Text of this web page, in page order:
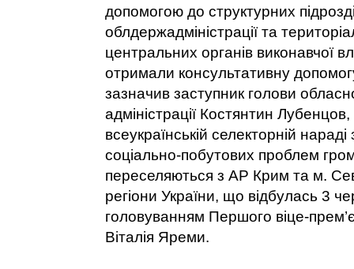
допомогою до структурних
облдержадміністрації та
центральних органів виконавчої
отримали консультативну
зазначив заступник голови
адміністрації Костянтин
всеукраїнській селекторній
соціально-побутових проблем
переселяються з АР Крим та м.
регіони України, що відбулась 3
головуванням Першого віце-
Віталія Яреми.